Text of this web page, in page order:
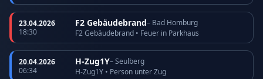
23.04.2026
18:30
F2 Gebäudebrand– Bad Homburg
F2 Gebäudebrand • Feuer in Parkhaus
20.04.2026
06:34
H-Zug1Y– Seulberg
H-Zug1Y • Person unter Zug